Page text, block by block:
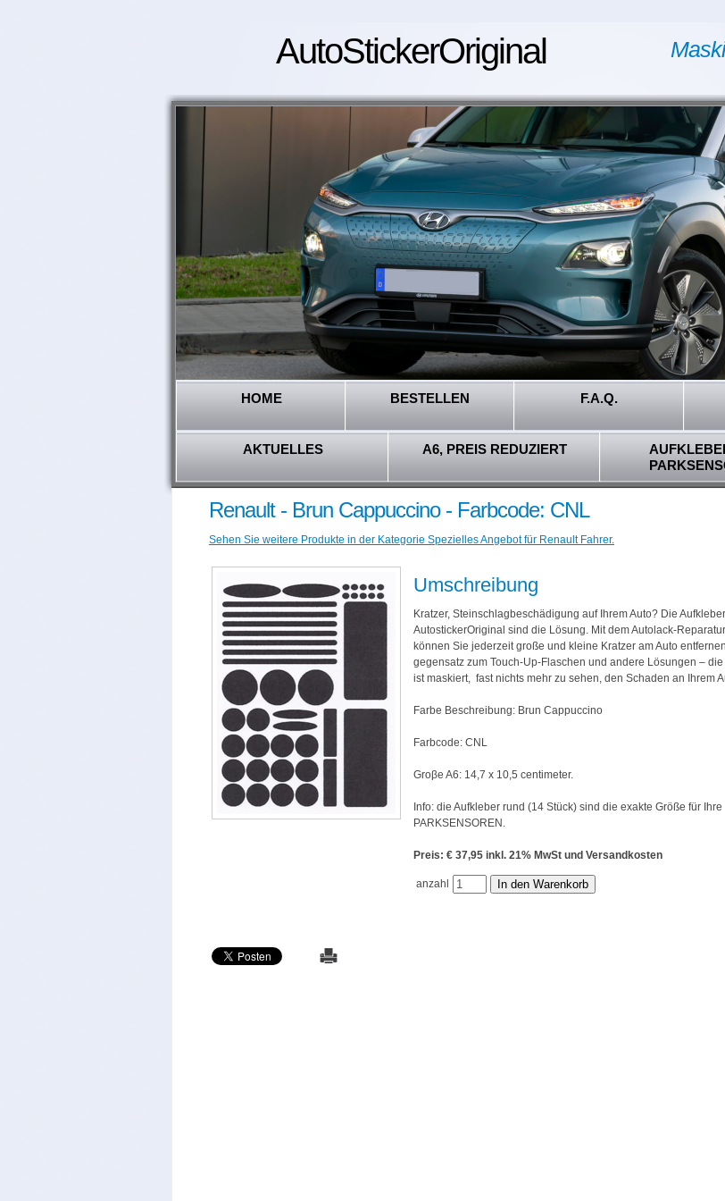
AutoStickerOriginal
HOME BESTELLEN F.A.Q.
AKTUELLES A6, PREIS REDUZIERT
Renault - Brun Cappuccino - Farbcode: CNL
Sehen Sie weitere Produkte in der Kategorie Spezielles Angebot für Renault Fahrer.
Umschreibung
Kratzer, Steinschlagbeschädigung auf Ihrem Auto? Die
AutostickerOriginal sind die Lösung. Mit dem Autolack-
können Sie jederzeit große und kleine Kratzer am Auto
gegensatz zum Touch-Up-Flaschen und andere Lösungen –
ist maskiert, fast nichts mehr zu sehen, den Schaden an Ihrem
Farbe Beschreibung: Brun Cappuccino
Farbcode: CNL
Groβe A6: 14,7 x 10,5 centimeter.
Info: die Aufkleber rund (14 Stück) sind die exakte Größe für Ihre
PARKSENSOREN.
Preis: € 37,95 inkl. 21% MwSt und Versandkosten
anzahl